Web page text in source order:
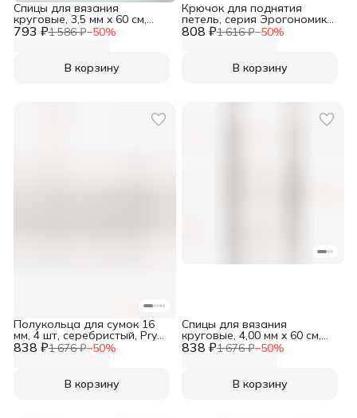
793 ₽1 586 ₽−50%
Спицы для вязания
круговые, 3,5 мм x 60 см,
Prym, 211247
В корзину
808 ₽1 616 ₽−50%
Крючок для поднятия
петель, серия Эрогономика
(Ergonomics), Prym, 610960
В корзину
838 ₽1 676 ₽−50%
Полукольца для сумок 16
мм, 4 шт, серебристый, Prym,
615130
В корзину
838 ₽1 676 ₽−50%
Спицы для вязания
круговые, 4,00 мм x 60 см,
Prym, 212142
В корзину